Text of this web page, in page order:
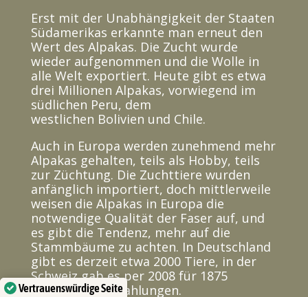
Erst mit der Unabhängigkeit der Staaten
Südamerikas erkannte man erneut den
Wert des Alpakas. Die Zucht wurde
wieder aufgenommen und die Wolle in
alle Welt exportiert. Heute gibt es etwa
drei Millionen Alpakas, vorwiegend im
südlichen Peru, dem
westlichen Bolivien und Chile.
Auch in Europa werden zunehmend mehr
Alpakas gehalten, teils als Hobby, teils
zur Züchtung. Die Zuchttiere wurden
anfänglich importiert, doch mittlerweile
weisen die Alpakas in Europa die
notwendige Qualität der Faser auf, und
es gibt die Tendenz, mehr auf die
Stammbäume zu achten. In Deutschland
gibt es derzeit etwa 2000 Tiere, in der
Schweiz gab es per 2008 für 1875
Alpakas Direktzahlungen.
Vertrauenswürdige Seite